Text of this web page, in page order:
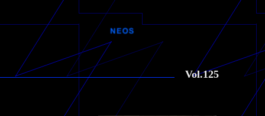
Vol.125